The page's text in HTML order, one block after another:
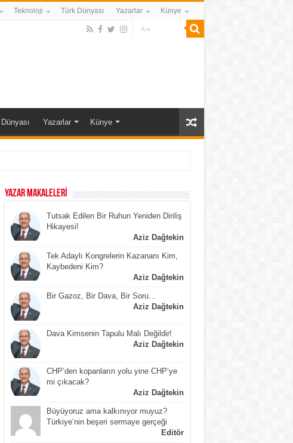
Teknoloji Türk Dünyası Yazarlar Künye
Yazarlar Künye
YAZAR MAKALELERİ
Tutsak Edilen Bir Ruhun Yeniden Diriliş
Hikayesi!
Aziz Dağtekin
Tek Adaylı Kongrelerin Kazananı Kim,
Kaybedeni Kim?
Aziz Dağtekin
Bir Gazoz, Bir Dava, Bir Soru…
Aziz Dağtekin
Dava Kimsenin Tapulu Malı Değildir!
Aziz Dağtekin
CHP’den kopanların yolu yine CHP’ye
mi çıkacak?
Aziz Dağtekin
Büyüyoruz ama kalkınıyor muyuz?
Türkiye’nin beşeri sermaye gerçeği
Editör